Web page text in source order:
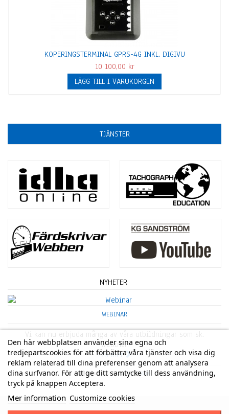
KOPERINGSTERMINAL GPRS-4G INKL. DIGIVU
10 100,00 kr
LÄGG TILL I VARUKORGEN
TJÄNSTER
NYHETER
WEBINAR
Vi kan nu erbjuda många av våra utbildningar som sk.
Webinar.
Läs mer
12 Jun 2020, 12:55 2020
Den här webbplatsen använder sina egna och
tredjepartscookies för att förbättra våra tjänster och visa dig
reklam relaterad till dina preferenser genom att analysera
dina surfvanor. För att ge ditt samtycke till dess användning,
tryck på knappen Acceptera.
Mer information Customize cookies